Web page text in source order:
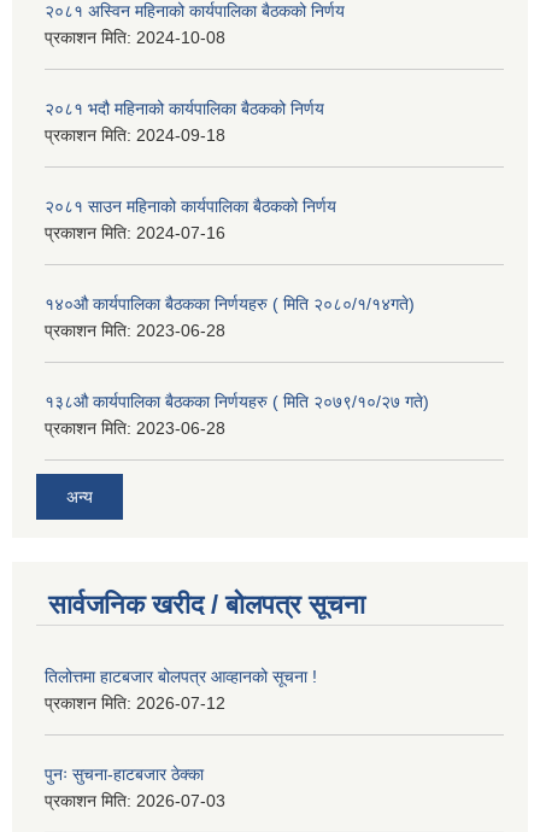
२०८१ अस्विन महिनाको कार्यपालिका बैठकको निर्णय
प्रकाशन मिति: 2024-10-08
२०८१ भदौ महिनाको कार्यपालिका बैठकको निर्णय
प्रकाशन मिति: 2024-09-18
२०८१ साउन महिनाको कार्यपालिका बैठकको निर्णय
प्रकाशन मिति: 2024-07-16
१४०औ कार्यपालिका बैठकका निर्णयहरु ( मिति २०८०/१/१४गते)
प्रकाशन मिति: 2023-06-28
१३८औ कार्यपालिका बैठकका निर्णयहरु ( मिति २०७९/१०/२७ गते)
प्रकाशन मिति: 2023-06-28
अन्य
सार्वजनिक खरीद / बोलपत्र सूचना
तिलोत्तमा हाटबजार बोलपत्र आव्हानको सूचना !
प्रकाशन मिति: 2026-07-12
पुनः सुचना-हाटबजार ठेक्का
प्रकाशन मिति: 2026-07-03